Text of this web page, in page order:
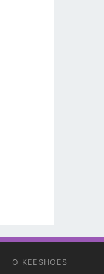
O KEESHOES